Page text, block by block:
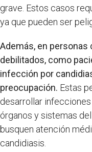
grave. Estos casos
ya que pueden ser
Además, en
debilitados, como
infección por
preocupación. Estas
desarrollar
órganos y sistemas
busquen atención
candidiasis.